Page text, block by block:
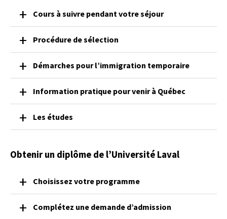
Cours à suivre pendant votre séjour
Procédure de sélection
Démarches pour l’immigration temporaire
Information pratique pour venir à Québec
Les études
Obtenir un diplôme de l’Université Laval
Choisissez votre programme
Complétez une demande d’admission